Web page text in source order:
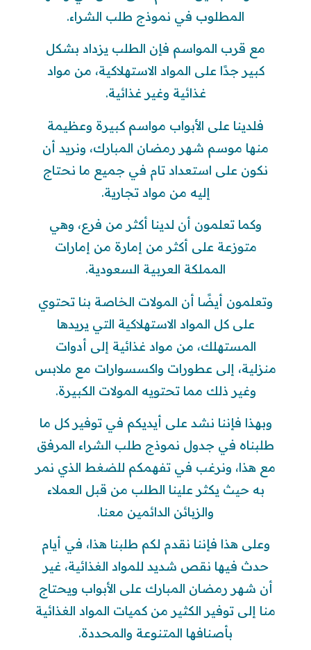
المطلوب في نموذج طلب الشراء.
مع قرب المواسم فإن الطلب يزداد بشكل
كبير جدًا على المواد الاستهلاكية، من مواد
غذائية وغير غذائية.
فلدينا على الأبواب مواسم كبيرة وعظيمة
منها موسم شهر رمضان المبارك، ونريد أن
نكون على استعداد تام في جميع ما نحتاج
إليه من مواد تجارية.
وكما تعلمون أن لدينا أكثر من فرع، وهي
متوزعة على أكثر من إمارة من إمارات
المملكة العربية السعودية.
وتعلمون أيضًا أن المولات الخاصة بنا تحتوي
على كل المواد الاستهلاكية التي يريدها
المستهلك، من مواد غذائية إلى أدوات
منزلية، إلى عطورات واكسسوارات مع ملابس
وغير ذلك مما تحتويه المولات الكبيرة.
وبهذا فإننا نشد على أيديكم في توفير كل ما
طلبناه في جدول نموذج طلب الشراء المرفق
مع هذا، ونرغب في تفهمكم للضغط الذي نمر
به حيث يكثر علينا الطلب من قبل العملاء
والزبائن الدائمين معنا.
وعلى هذا فإننا نقدم لكم طلبنا هذا، في أيام
حدث فيها نقص شديد للمواد الغذائية، غير
أن شهر رمضان المبارك على الأبواب ويحتاج
منا إلى توفير الكثير من كميات المواد الغذائية
بأصنافها المتنوعة والمحددة.